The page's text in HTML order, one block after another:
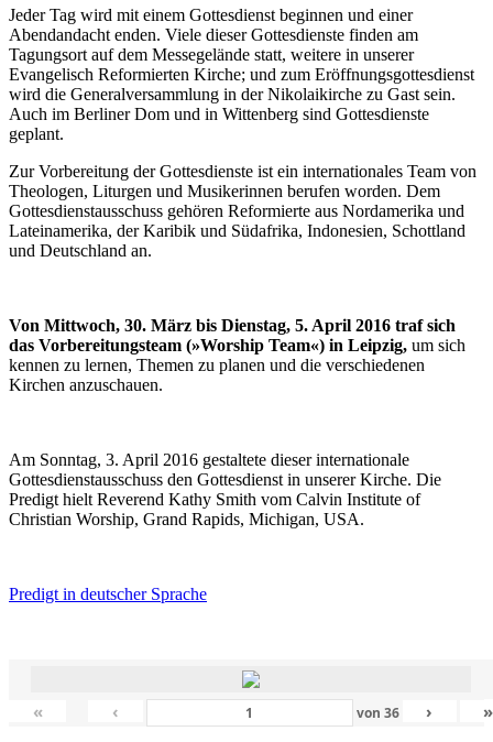
Jeder Tag wird mit einem Gottesdienst beginnen und einer
Abendandacht enden. Viele dieser Gottesdienste finden am
Tagungsort auf dem Messegelände statt, weitere in unserer
Evangelisch Reformierten Kirche; und zum Eröffnungsgottesdienst
wird die Generalversammlung in der Nikolaikirche zu Gast sein.
Auch im Berliner Dom und in Wittenberg sind Gottesdienste
geplant.
Zur Vorbereitung der Gottesdienste ist ein internationales Team von
Theologen, Liturgen und Musikerinnen berufen worden. Dem
Gottesdienstausschuss gehören Reformierte aus Nordamerika und
Lateinamerika, der Karibik und Südafrika, Indonesien, Schottland
und Deutschland an.
Von Mittwoch, 30. März bis Dienstag, 5. April 2016 traf sich
das Vorbereitungsteam (»Worship Team«) in Leipzig, um sich
kennen zu lernen, Themen zu planen und die verschiedenen
Kirchen anzuschauen.
Am Sonntag, 3. April 2016 gestaltete dieser internationale
Gottesdienstausschuss den Gottesdienst in unserer Kirche. Die
Predigt hielt Reverend Kathy Smith vom Calvin Institute of
Christian Worship, Grand Rapids, Michigan, USA.
Predigt in deutscher Sprache
« ‹ von 36 › »